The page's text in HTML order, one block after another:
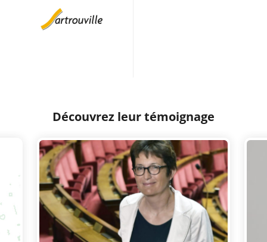
Découvrez leur témoignage